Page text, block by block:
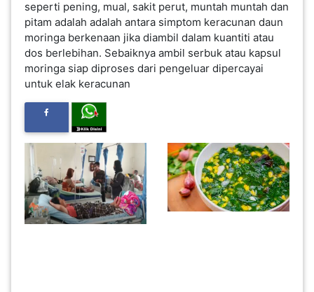
untuk elak keracunan
PENDIDIKAN(19)
DERMA
DAN
INFAK(0)
TUDUNG(0)
ARTIKEL(14)